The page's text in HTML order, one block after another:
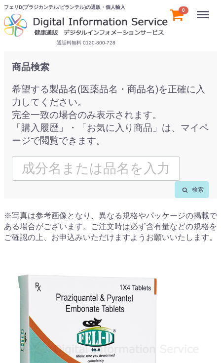
フェリD(プラジカンテル/ピランテル)の通販・個人輸入
通話料無料 0120-800-728
0 Menu
商品検索
希望する製品名(医薬品名・商品名)を正確に入
力してください。
完全一致の場合のみ表示されます。
「購入履歴」・「お気に入り商品」は、マイペ
ージで閲覧できます。
検索
※写真は参考画像となり、異なる規格やパッケージの掲載で
ある場合がございます。ご注文時は必ず含有量などの規格を
ご確認の上、お申込みいただけますようお願いいたします。